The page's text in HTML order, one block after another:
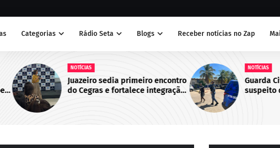
Categorias Rádio Seta Blogs Receber notícias no Zap
NOTÍCIAS
Juazeiro sedia primeiro encontro
do Cegras e fortalece integração
NOTÍCIAS
Guarda
suspeito